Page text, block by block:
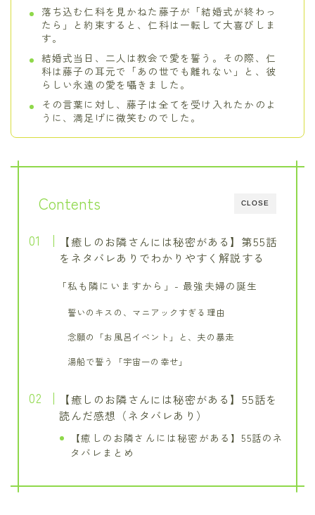
落ち込む仁科を見かねた藤子が「結婚式が終わっ
たら」と約束すると、仁科は一転して大喜びしま
す。
結婚式当日、二人は教会で愛を誓う。その際、仁
科は藤子の耳元で「あの世でも離れない」と、彼
らしい永遠の愛を囁きました。
その言葉に対し、藤子は全てを受け入れたかのよ
うに、満足げに微笑むのでした。
CLOSE
Contents
【癒しのお隣さんには秘密がある】第55話
をネタバレありでわかりやすく解説する
「私も隣にいますから」- 最強夫婦の誕生
誓いのキスの、マニアックすぎる理由
念願の「お風呂イベント」と、夫の暴走
湯船で誓う「宇宙一の幸せ」
【癒しのお隣さんには秘密がある】55話を
読んだ感想（ネタバレあり）
【癒しのお隣さんには秘密がある】55話のネ
タバレまとめ